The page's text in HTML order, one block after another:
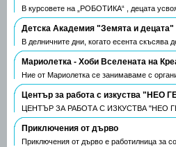
В курсовете на „РОБОТИКА“ , децата
Детска Академия "Земята и децата"
В делничните дни, когато есента скъсява
Мариолетка - Хоби Вселената на
Ние от Мариолетка се занимаваме с
Център за работа с изкуства "НЕО
ЦЕНТЪР ЗА РАБОТА С ИЗКУСТВА "НЕО
Приключения от дърво
Приключения от дърво е работилница за